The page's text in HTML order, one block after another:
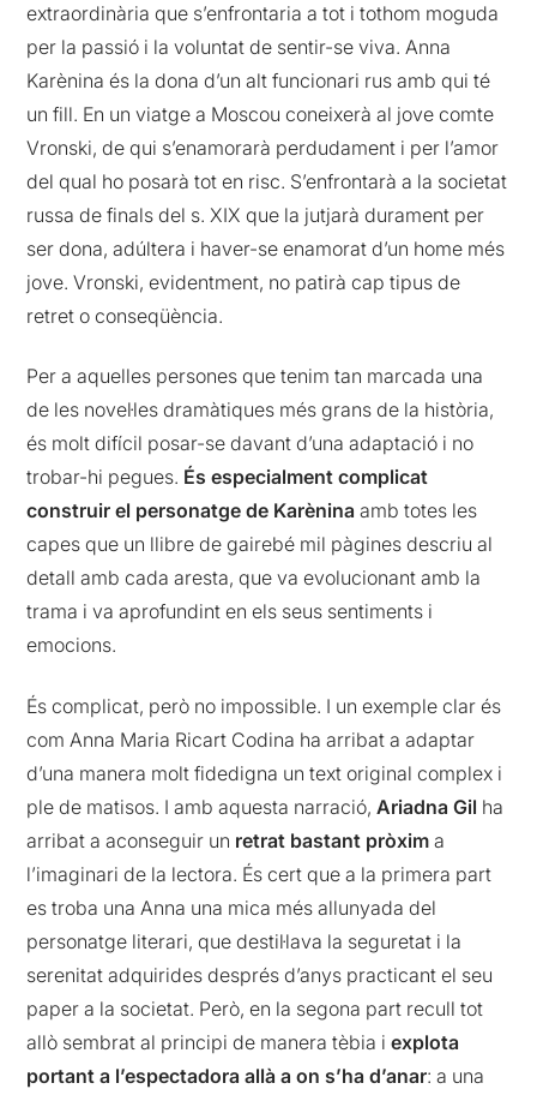
extraordinària que s’enfrontaria a tot i tothom moguda
per la passió i la voluntat de sentir-se viva. Anna
Karènina és la dona d’un alt funcionari rus amb qui té
un fill. En un viatge a Moscou coneixerà al jove comte
Vronski, de qui s’enamorarà perdudament i per l’amor
del qual ho posarà tot en risc. S’enfrontarà a la societat
russa de finals del s. XIX que la jutjarà durament per
ser dona, adúltera i haver-se enamorat d’un home més
jove. Vronski, evidentment, no patirà cap tipus de
retret o conseqüència.
Per a aquelles persones que tenim tan marcada una
de les novel·les dramàtiques més grans de la història,
és molt difícil posar-se davant d’una adaptació i no
trobar-hi pegues. És especialment complicat
construir el personatge de Karènina amb totes les
capes que un llibre de gairebé mil pàgines descriu al
detall amb cada aresta, que va evolucionant amb la
trama i va aprofundint en els seus sentiments i
emocions.
És complicat, però no impossible. I un exemple clar és
com Anna Maria Ricart Codina ha arribat a adaptar
d’una manera molt fidedigna un text original complex i
ple de matisos. I amb aquesta narració,Ariadna Gil ha
arribat a aconseguir un retrat bastant pròxim a
l’imaginari de la lectora. És cert que a la primera part
es troba una Anna una mica més allunyada del
personatge literari, que destil·lava la seguretat i la
serenitat adquirides després d’anys practicant el seu
paper a la societat. Però, en la segona part recull tot
allò sembrat al principi de manera tèbia iexplota
portant a l’espectadora allà a on s’ha d’anar: a una